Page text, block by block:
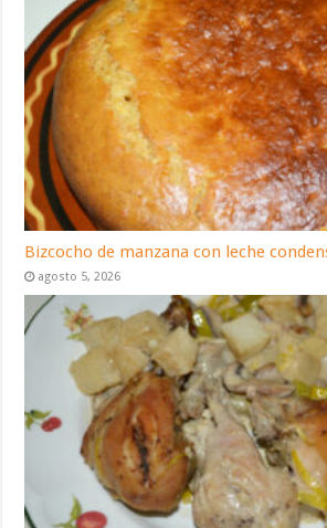
Bizcocho de manzana con leche
agosto 5, 2026